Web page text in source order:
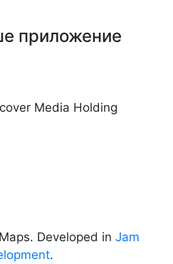
приложение
Media Holding
Developed in Jam
.